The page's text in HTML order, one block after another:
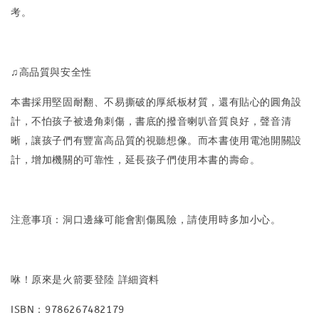
考。
♫高品質與安全性
本書採用堅固耐翻、不易撕破的厚紙板材質，還有貼心的圓角設
計，不怕孩子被邊角刺傷，書底的撥音喇叭音質良好，聲音清
晰，讓孩子們有豐富高品質的視聽想像。而本書使用電池開關設
計，增加機關的可靠性，延長孩子們使用本書的壽命。
注意事項：洞口邊緣可能會割傷風險，請使用時多加小心。
咻！原來是火箭要登陸 詳細資料
ISBN：9786267482179